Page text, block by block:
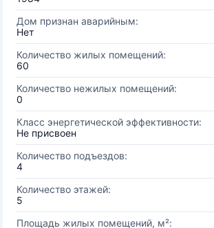
Дом признан аварийным:
Нет
Количество жилых помещений:
60
Количество нежилых помещений:
0
Класс энергетической эффективности:
Не присвоен
Количество подъездов:
4
Количество этажей:
5
Площадь жилых помещений, м²: